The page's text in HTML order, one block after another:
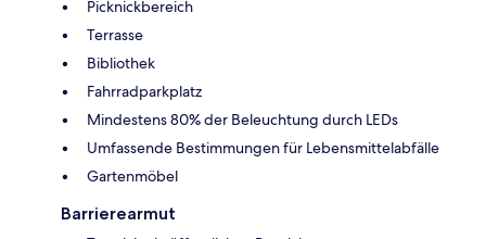
Picknickbereich
Terrasse
Bibliothek
Fahrradparkplatz
Mindestens 80% der Beleuchtung durch LEDs
Umfassende Bestimmungen für Lebensmittelabfälle
Gartenmöbel
Barrierearmut